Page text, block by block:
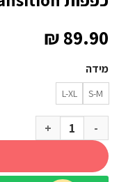
₪89.90
מידה
S-M
L-XL
כמות של כפפות Regatta Transition שחור